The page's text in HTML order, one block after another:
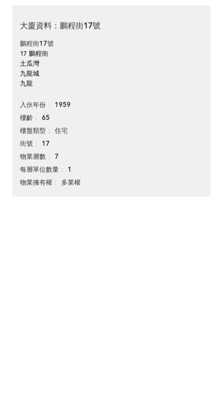
大廈資料：鵬程街17號
鵬程街17號
17 鵬程街
土瓜灣
九龍城
九龍
入伙年份 1959
樓齡 65
樓盤類型 住宅
街號 17
物業層數 7
每層單位數量 1
物業擁有權 多業權